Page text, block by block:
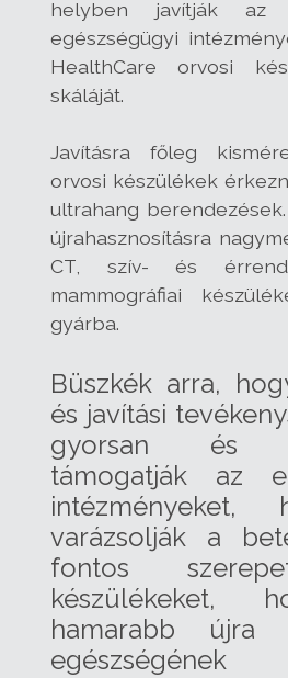
helyben javítják az
egészségügyi
HealthCare orvosi
skáláját.
Javításra főleg
orvosi készülékek
ultrahang
újrahasznosításra
CT, szív- és
mammográfiai
gyárba.
Büszkék arra,
és javítási
gyorsan és
támogatják az
intézményeket,
varázsolják a
fontos
készülékeket,
hamarabb újra
egészségének